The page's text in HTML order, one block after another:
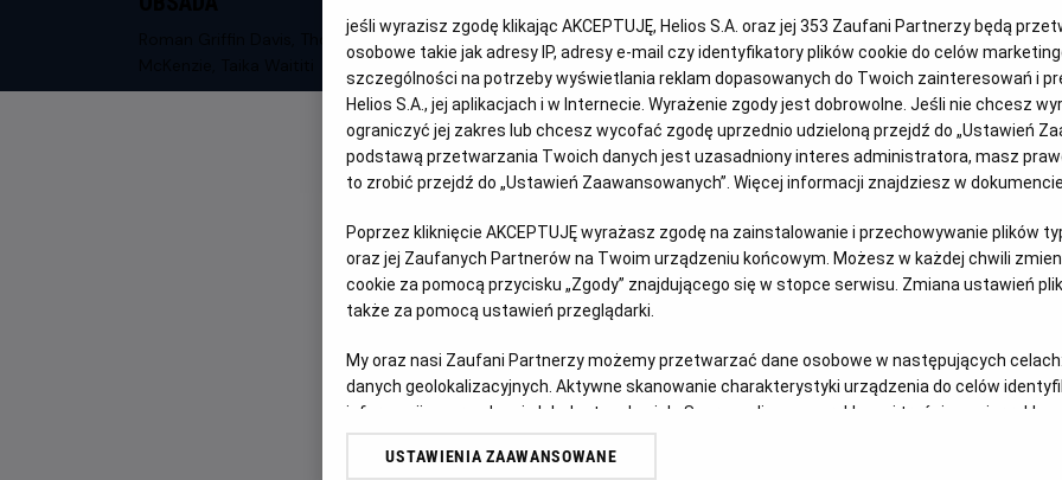
OBSERWUJ
Roman Griffin Davis, Thomasin
NAPISY
OPIS FILMU
“Jojo Rabbit” to wyróżniony 6 nominacjami do Oscara (w
Globów (w tym za najlepszy film: musical lub komedię)
powieści Christine Leunens „Niebo na uwięzi”, w którym
Ragnarok”, „Dzikie łowy”) łączy w charakterystycznym
chłopiec (Roman Griffin Davis jako Jojo) znajduje młodą
strychu samotnie wychowująca go matka (Scarlett
jedynie idiotycznego wymyślonego przyjaciela, którym
jeśli wyrazisz zgodę klikając AKCEPTUJĘ, Helios S.A. oraz jej 353 Zaufani Partnerzy będą
osobowe takie jak adresy IP, adresy e-mail czy identyfikatory plików cookie do celów
szczególności na potrzeby wyświetlania reklam dopasowanych do Twoich zainteresowań i
Helios S.A., jej aplikacjach i w Internecie. Wyrażenie zgody jest dobrowolne. Jeśli nie chcesz
ograniczyć jej zakres lub chcesz wycofać zgodę uprzednio udzieloną przejdź do „Ustawień
podstawą przetwarzania Twoich danych jest uzasadniony interes administratora, masz
to zrobić przejdź do „Ustawień Zaawansowanych”. Więcej informacji znajdziesz w dokumencie
Poprzez kliknięcie AKCEPTUJĘ wyrażasz zgodę na zainstalowanie i przechowywanie plików
oraz jej Zaufanych Partnerów na Twoim urządzeniu końcowym. Możesz w każdej chwili
cookie za pomocą przycisku „Zgody” znajdującego się w stopce serwisu. Zmiana ustawień
także za pomocą ustawień przeglądarki.
My oraz nasi Zaufani Partnerzy możemy przetwarzać dane osobowe w następujących celach:
danych geolokalizacyjnych. Aktywne skanowanie charakterystyki urządzenia do celów
informacji na urządzeniu lub dostęp do nich. Spersonalizowane reklamy i treści, pomiar reklam
odbiorców i ulepszanie usług.
USTAWIENIA ZAAWANSOWANE